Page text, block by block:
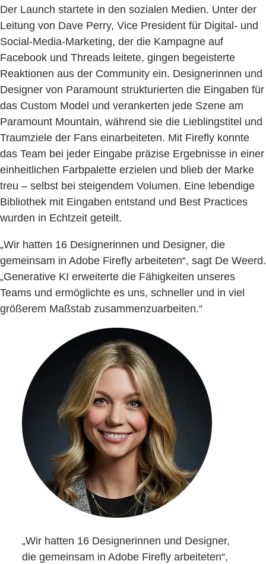
Der Launch startete in den sozialen Medien. Unter der
Leitung von Dave Perry, Vice President für Digital- und
Social-Media-Marketing, der die Kampagne auf
Facebook und Threads leitete, gingen begeisterte
Reaktionen aus der Community ein. Designerinnen und
Designer von Paramount strukturierten die Eingaben für
das Custom Model und verankerten jede Szene am
Paramount Mountain, während sie die Lieblingstitel und
Traumziele der Fans einarbeiteten. Mit Firefly konnte
das Team bei jeder Eingabe präzise Ergebnisse in einer
einheitlichen Farbpalette erzielen und blieb der Marke
treu – selbst bei steigendem Volumen. Eine lebendige
Bibliothek mit Eingaben entstand und Best Practices
wurden in Echtzeit geteilt.
„Wir hatten 16 Designerinnen und Designer, die
gemeinsam in Adobe Firefly arbeiteten“, sagt De Weerd.
„Generative KI erweiterte die Fähigkeiten unseres
Teams und ermöglichte es uns, schneller und in viel
größerem Maßstab zusammenzuarbeiten.“
„Wir hatten 16 Designerinnen und Designer,
die gemeinsam in Adobe Firefly arbeiteten“,